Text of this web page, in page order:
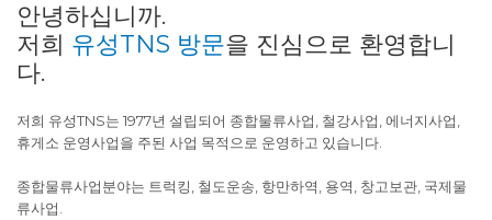
안녕하십니까.
저희 유성TNS 방문을 진심으로 환영합니
다.
저희 유성TNS는 1977년 설립되어 종합물류사업, 철강사업, 에너지사업,
휴게소 운영사업을 주된 사업 목적으로 운영하고 있습니다.
종합물류사업분야는 트럭킹, 철도운송, 항만하역, 용역, 창고보관, 국제물
류사업.